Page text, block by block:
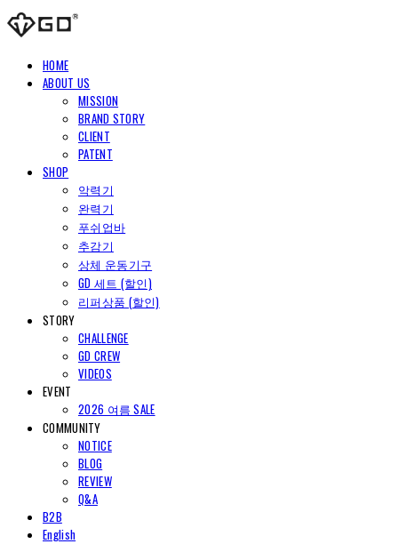
HOME
ABOUT US
MISSION
BRAND STORY
CLIENT
PATENT
SHOP
악력기
완력기
푸쉬업바
추감기
상체 운동기구
GD 세트 (할인)
리퍼상품 (할인)
STORY
CHALLENGE
GD CREW
VIDEOS
EVENT
2026 여름 SALE
COMMUNITY
NOTICE
BLOG
REVIEW
Q&A
B2B
English